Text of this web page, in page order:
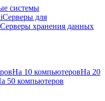
системы
Серверы для
Серверы хранения данных
На 10 компьютеровНа 20
50 компьютеров